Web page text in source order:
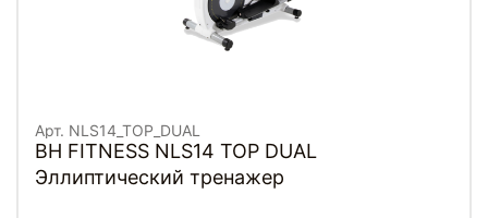
Арт. NLS14_TOP_DUAL
BH FITNESS NLS14 TOP DUAL
Эллиптический тренажер